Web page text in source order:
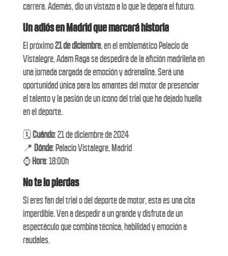
carrera. Además, dio un vistazo a lo que le depara el futuro.
Un adiós en Madrid que marcará historia
El próximo21 de diciembre, en el emblemático Palacio de
Vistalegre, Adam Raga se despedirá de la afición madrileña en
una jornada cargada de emoción y adrenalina. Será una
oportunidad única para los amantes del motor de presenciar
el talento y la pasión de un ícono del trial que ha dejado huella
en el deporte.
🗓️ Cuándo: 21 de diciembre de 2024
📍 Dónde: Palacio Vistalegre, Madrid
⌚Hora: 18:00h
No te lo pierdas
Si eres fan del trial o del deporte de motor, esta es una cita
imperdible. Ven a despedir a un grande y disfruta de un
espectáculo que combina técnica, habilidad y emoción a
raudales.